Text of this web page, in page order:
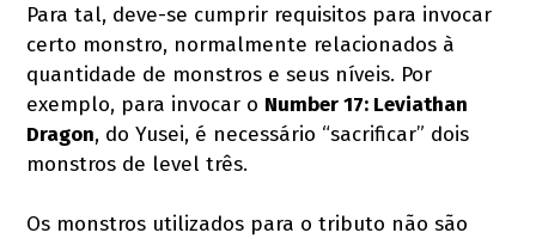
Para tal, deve-se cumprir requisitos para invocar
certo monstro, normalmente relacionados à
quantidade de monstros e seus níveis. Por
exemplo, para invocar o Number 17: Leviathan
Dragon, do Yusei, é necessário “sacrificar” dois
monstros de level três.
Os monstros utilizados para o tributo não são